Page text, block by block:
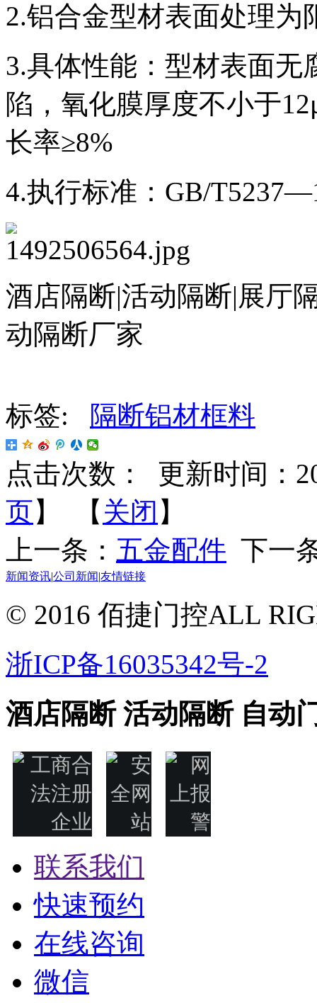
2.铝合金型材表面处理
3.具体性能：型材表面无
陷，氧化膜厚度不小于
长率≥8%
4.执行标准：GB/
酒店隔断|活动隔断|展厅
动隔断厂家
标签:
隔断铝材框料
点击次数：
更新时间：
页】 【 关闭 】
上一条： 五金配件 下一
新闻资讯|公司新闻|友情链接
© 2016 佰捷门控ALL
浙ICP备16035342号-2
酒店隔断 活动隔断 自动
联系我们
快速预约
在线咨询
微信